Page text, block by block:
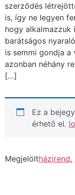
szerződés
is, így ne legyen
hogy alkalmazzuk
barátságos
is semmi gondja a
azonban néhány
[…]
Ez a
érhető el.
Megjelöltházirend,